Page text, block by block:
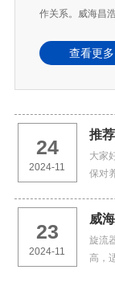
作关系。威海昌
查看更多
24
2024-11
推
大家
保对
气…
23
2024-11
威
旋流
高，